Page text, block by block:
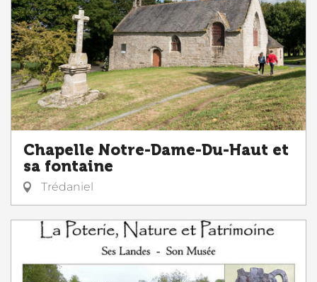
Chapelle Notre-Dame-Du-Haut et
sa fontaine
Trédaniel